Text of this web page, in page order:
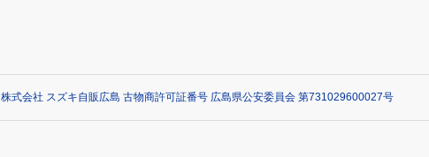
株式会社 スズキ自販広島 古物商許可証番号 広島県公安委員会 第731029600027号